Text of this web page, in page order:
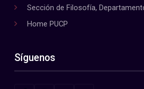
Sección de Filosofía,
Home PUCP
Síguenos